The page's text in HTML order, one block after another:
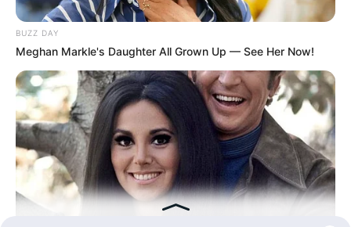
BUZZ DAY
Meghan Markle's Daughter All Grown Up — See Her Now!